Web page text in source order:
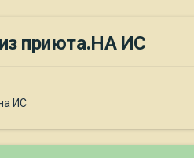
приюта.НА ИС
ИС